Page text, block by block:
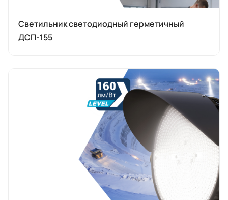
Светильник светодиодный герметичный
ДСП-155